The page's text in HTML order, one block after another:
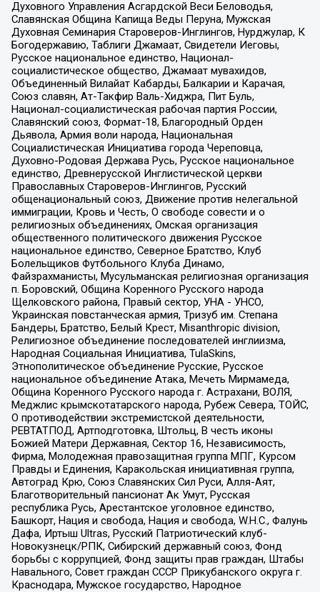
Духовного Управления Асгардской Веси Беловодья,
Славянская Община Капища Веды Перуна, Мужская
Духовная Семинария Староверов-Инглингов, Нурджулар, К
Богодержавию, Таблиги Джамаат, Свидетели Иеговы,
Русское национальное единство, Национал-
социалистическое общество, Джамаат мувахидов,
Объединенный Вилайат Кабарды, Балкарии и Карачая,
Союз славян, Ат-Такфир Валь-Хиджра, Пит Буль,
Национал-социалистическая рабочая партия России,
Славянский союз, Формат-18, Благородный Орден
Дьявола, Армия воли народа, Национальная
Социалистическая Инициатива города Череповца,
Духовно-Родовая Держава Русь, Русское национальное
единство, Древнерусской Инглистической церкви
Православных Староверов-Инглингов, Русский
общенациональный союз, Движение против нелегальной
иммиграции, Кровь и Честь, О свободе совести и о
религиозных объединениях, Омская организация
общественного политического движения Русское
национальное единство, Северное Братство, Клуб
Болельщиков Футбольного Клуба Динамо,
Файзрахманисты, Мусульманская религиозная организация
п. Боровский, Община Коренного Русского народа
Щелковского района, Правый сектор, УНА - УНСО,
Украинская повстанческая армия, Тризуб им. Степана
Бандеры, Братство, Белый Крест, Misanthropic division,
Религиозное объединение последователей инглиизма,
Народная Социальная Инициатива, TulaSkins,
Этнополитическое объединение Русские, Русское
национальное объединение Атака, Мечеть Мирмамеда,
Община Коренного Русского народа г. Астрахани, ВОЛЯ,
Меджлис крымскотатарского народа, Рубеж Севера, ТОЙС,
О противодействии экстремистской деятельности,
РЕВТАТПОД, Артподготовка, Штольц, В честь иконы
Божией Матери Державная, Сектор 16, Независимость,
Фирма, Молодежная правозащитная группа МПГ, Курсом
Правды и Единения, Каракольская инициативная группа,
Автоград Крю, Союз Славянских Сил Руси, Алля-Аят,
Благотворительный пансионат Ак Умут, Русская
республика Русь, Арестантское уголовное единство,
Башкорт, Нация и свобода, Нация и свобода, W.H.С., Фалунь
Дафа, Иртыш Ultras, Русский Патриотический клуб-
Новокузнецк/РПК, Сибирский державный союз, Фонд
борьбы с коррупцией, Фонд защиты прав граждан, Штабы
Навального, Совет граждан СССР Прикубанского округа г.
Краснодара, Мужское государство, Народное